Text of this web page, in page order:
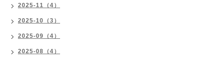
2025-11（4）
2025-10（3）
2025-09（4）
2025-08（4）